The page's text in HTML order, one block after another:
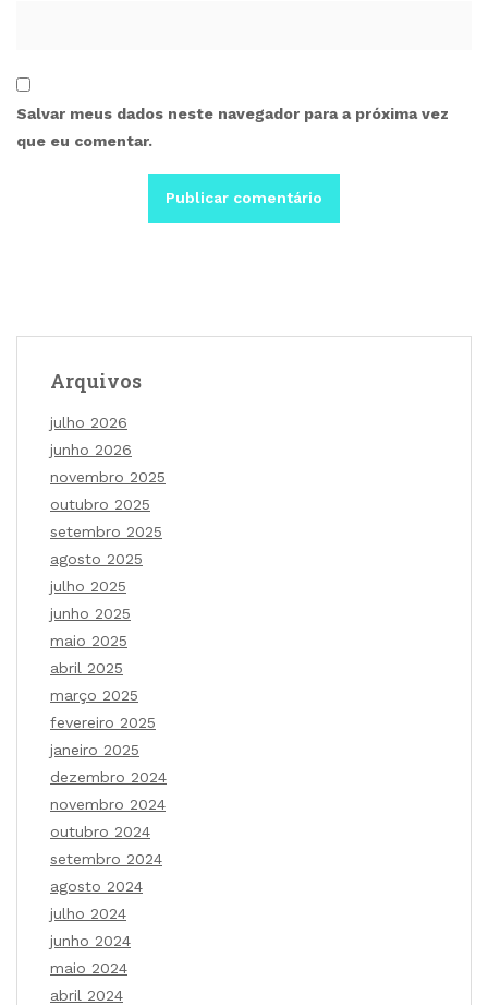
Salvar meus dados neste navegador para a próxima vez
que eu comentar.
Arquivos
julho 2026
junho 2026
novembro 2025
outubro 2025
setembro 2025
agosto 2025
julho 2025
junho 2025
maio 2025
abril 2025
março 2025
fevereiro 2025
janeiro 2025
dezembro 2024
novembro 2024
outubro 2024
setembro 2024
agosto 2024
julho 2024
junho 2024
maio 2024
abril 2024